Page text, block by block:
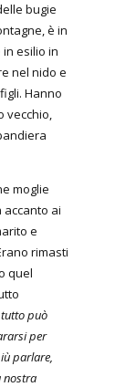
bugie
è in
in esilio in
nel nido e
Hanno
vecchio,
moglie
ai
e
rimasti
quel
tutto può
per
parlare,
nostra